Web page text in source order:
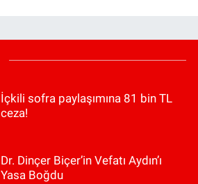
İçkili sofra paylaşımına 81 bin TL
ceza!
Dr. Dinçer Biçer’in Vefatı Aydın’ı
Yasa Boğdu